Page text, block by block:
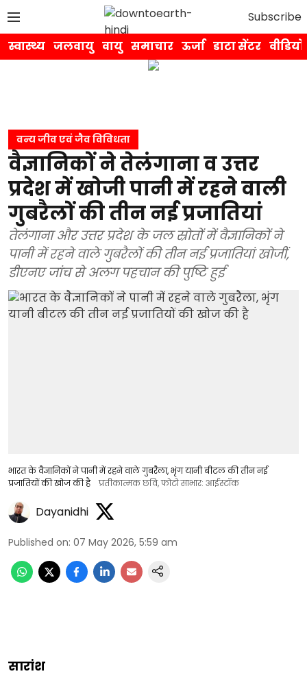
Subscribe
स्वास्थ्य जलवायु वायु समाचार ऊर्जा डाटा सेंटर वीडियो
वन्य जीव एवं जैव विविधता
वैज्ञानिकों ने तेलंगाना व उत्तर
प्रदेश में खोजी पानी में रहने वाली
गुबरैलों की तीन नई प्रजातियां
तेलंगाना और उत्तर प्रदेश के जल स्रोतों में वैज्ञानिकों ने
पानी में रहने वाले गुबरैलों की तीन नई प्रजातियां खोजीं,
डीएनए जांच से अलग पहचान की पुष्टि हुई
भारत के वैज्ञानिकों ने पानी में रहने वाले गुबरैला, भृंग यानी बीटल की तीन नई
प्रजातियों की खोज की है
प्रतीकात्मक छवि, फोटो साभार: आईस्टॉक
Dayanidhi
Published on: 07 May 2026, 5:59 am
सारांश